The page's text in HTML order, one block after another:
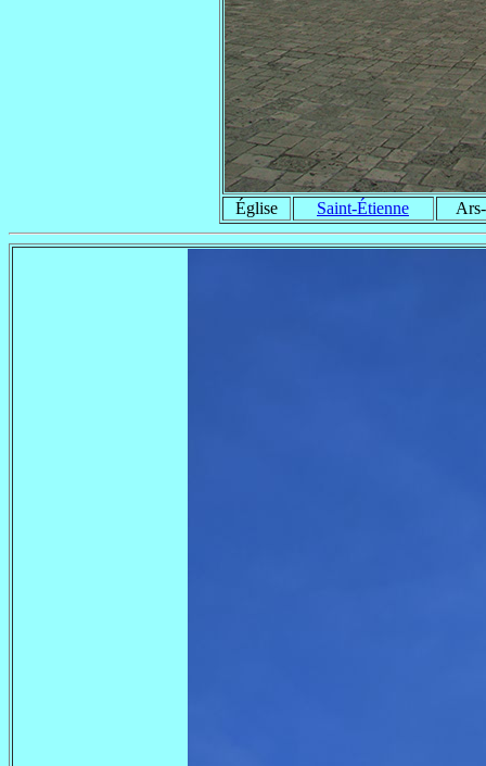
Église Saint-Étienne